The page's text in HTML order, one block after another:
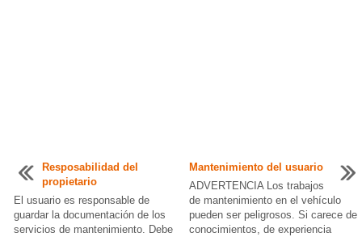
Resposabilidad del
propietario
El usuario es responsable de
guardar la documentación de los
servicios de mantenimiento. Debe
Mantenimiento del usuario
ADVERTENCIA Los trabajos
de mantenimiento en el vehículo
pueden ser peligrosos. Si carece de
conocimientos, de experiencia